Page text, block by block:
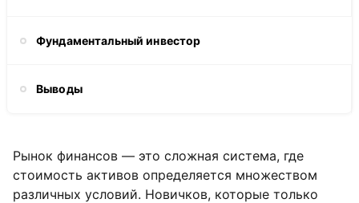
Фундаментальный инвестор
Выводы
Рынок финансов — это сложная система, где
стоимость активов определяется множеством
различных условий. Новичков, которые только